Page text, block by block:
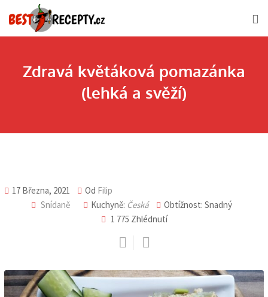
to
Zdravá květáková pomazánka
(lehká a svěží)
17 Března, 2021 Od Filip
Snídaně
Kuchyně: Česká
Obtížnost: Snadný
1 775 Zhlédnutí